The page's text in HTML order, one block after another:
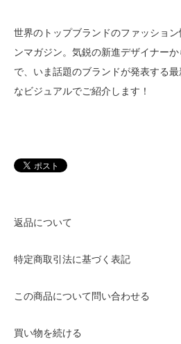
世界のトップブランドのファッショ
ンマガジン。気鋭の新進デザイナー
で、いま話題のブランドが発表する
なビジュアルでご紹介します！
返品について
特定商取引法に基づく表記
この商品について問い合わせる
買い物を続ける